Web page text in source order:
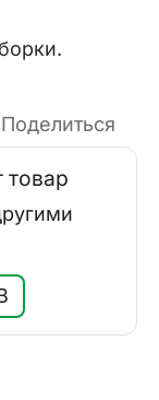
Поделиться
товар